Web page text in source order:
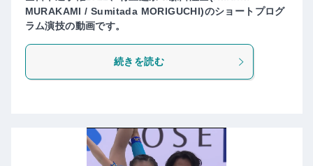
MURAKAMI / Sumitada MORIGUCHI)のショートプログ
ラム演技の動画です。
続きを読む